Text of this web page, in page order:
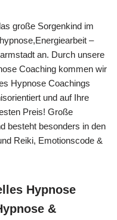
große Sorgenkind im
–
an. Durch unsere
Coaching kommen wir
Hypnose Coachings
und auf Ihre
Preis! Große
besteht besonders in den
Reiki, Emotionscode &
Hypnose
&